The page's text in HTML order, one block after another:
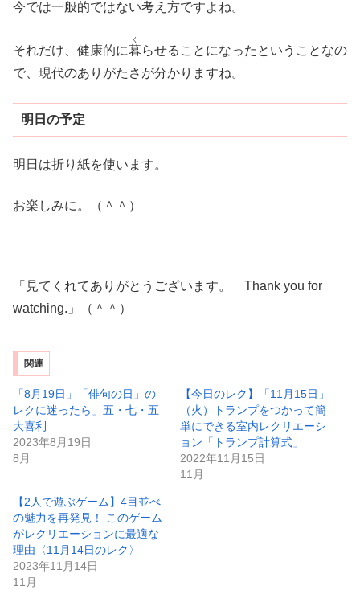
今では一般的ではない考え方ですよね。
それだけ、健康的に暮
く
らせることになったということなの
で、現代のありがたさが分かりますね。
明日の予定
明日は折り紙を使います。
お楽しみに。（＾＾）
「見てくれてありがとうございます。 Thank you for
watching.」（＾＾）
関連
「8月19日」「俳句の日」の
レクに迷ったら」五・七・五
大喜利
2023年8月19日
8月
【今日のレク】「11月15日」
（火）トランプをつかって簡
単にできる室内レクリエーシ
ョン「トランプ計算式」
2022年11月15日
11月
【2人で遊ぶゲーム】4目並べ
の魅力を再発見！ このゲーム
がレクリエーションに最適な
理由〈11月14日のレク〉
2023年11月14日
11月